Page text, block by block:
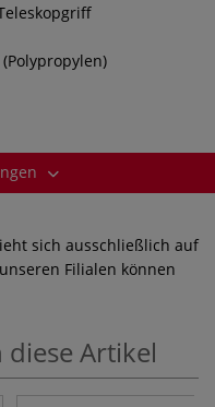
sich ausschließlich auf
Filialen können
Artikel